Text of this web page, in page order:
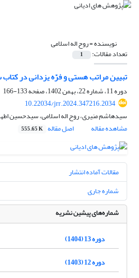
نویسنده =روح اله اسلامی
تعداد مقالات: 1
تبیین مراتب هستی و فرّه‌‌ یزدانی در
دوره 11، شماره 22، بهمن 1402، صفحه
133-166
10.22034/jrr.2024.347216.2034
سیدهاشم منیری، روح اله اسلامی، سیدحسین
مشاهده مقاله
اصل مقاله 555.65 K
مقالات آماده انتشار
شماره جاری
شماره‌های پیشین نشریه
دوره 13 (1404)
دوره 12 (1403)